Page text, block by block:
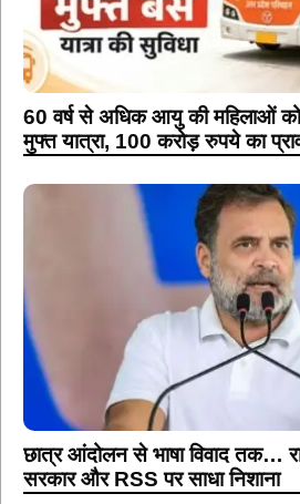
60 वर्ष से अधिक आयु की महिलाओं को
मुफ्त यात्रा, 100 करोड़ रुपये का
छात्र आंदोलन से भाषा विवाद तक…
सरकार और RSS पर साधा निशाना